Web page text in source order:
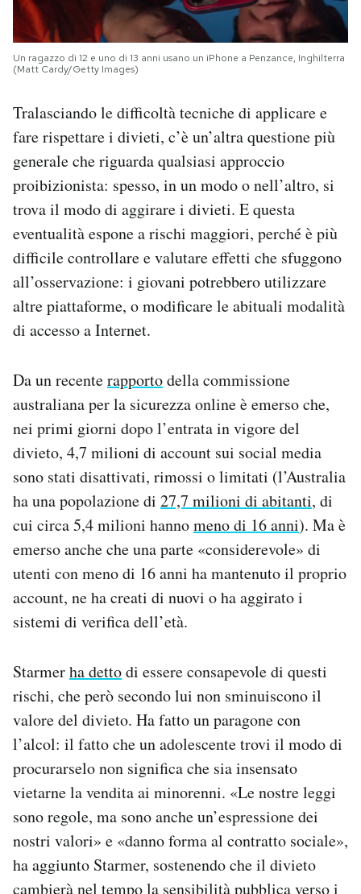
Un ragazzo di 12 e uno di 13 anni usano un iPhone a Penzance, Inghilterra
(Matt Cardy/Getty Images)
Tralasciando le difficoltà tecniche di applicare e
fare rispettare i divieti, c’è un’altra questione più
generale che riguarda qualsiasi approccio
proibizionista: spesso, in un modo o nell’altro, si
trova il modo di aggirare i divieti. E questa
eventualità espone a rischi maggiori, perché è più
difficile controllare e valutare effetti che sfuggono
all’osservazione: i giovani potrebbero utilizzare
altre piattaforme, o modificare le abituali modalità
di accesso a Internet.
Da un recenterapportodella commissione
australiana per la sicurezza online è emerso che,
nei primi giorni dopo l’entrata in vigore del
divieto, 4,7 milioni di account sui social media
sono stati disattivati, rimossi o limitati (l’Australia
ha una popolazione di 27,7 milioni di abitanti, di
cui circa 5,4 milioni hannomeno di 16 anni). Ma è
emerso anche che una parte «considerevole» di
utenti con meno di 16 anni ha mantenuto il proprio
account, ne ha creati di nuovi o ha aggirato i
sistemi di verifica dell’età.
Starmerha dettodi essere consapevole di questi
rischi, che però secondo lui non sminuiscono il
valore del divieto. Ha fatto un paragone con
l’alcol: il fatto che un adolescente trovi il modo di
procurarselo non significa che sia insensato
vietarne la vendita ai minorenni. «Le nostre leggi
sono regole, ma sono anche un’espressione dei
nostri valori» e «danno forma al contratto sociale»,
ha aggiunto Starmer, sostenendo che il divieto
cambierà nel tempo la sensibilità pubblica verso i